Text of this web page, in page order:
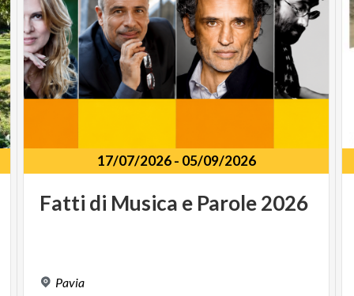
17/07/2026- 05/09/2026
Fatti di Musica e Parole2026
Pavia